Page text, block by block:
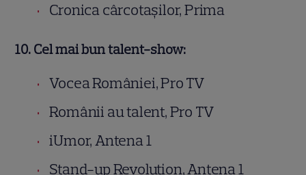
Cronica cârcotașilor, Prima
10. Cel mai bun talent-show:
Vocea României, Pro TV
Românii au talent, Pro TV
iUmor, Antena 1
Stand-up Revolution, Antena 1